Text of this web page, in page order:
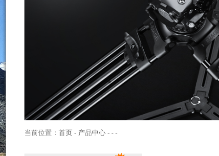
当前位置： 首页 - 产品中心 - - -